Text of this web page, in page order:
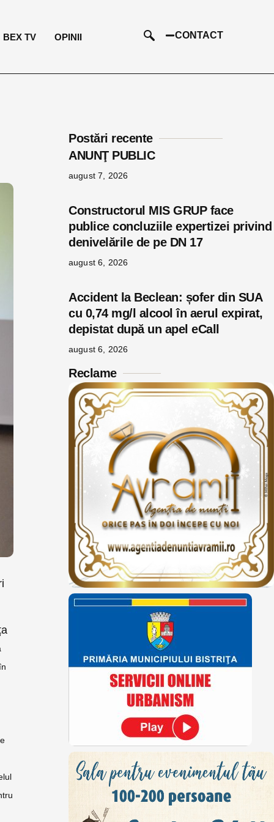
BEX TV OPINII CONTACT
Postări recente
ANUNŢ PUBLIC
august 7, 2026
Constructorul MIS GRUP face
publice concluziile expertizei privind
denivelările de pe DN 17
august 6, 2026
Accident la Beclean: șofer din SUA
cu 0,74 mg/l alcool în aerul expirat,
depistat după un apel eCall
august 6, 2026
Reclame